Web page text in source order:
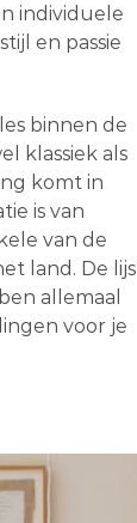
individuele
en passie
binnen de
klassiek als
komt in
is van
van de
land. De
allemaal
voor je